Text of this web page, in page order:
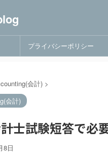
プライバシーポリシー
会計) >
会計)
士試験短答で必
8日